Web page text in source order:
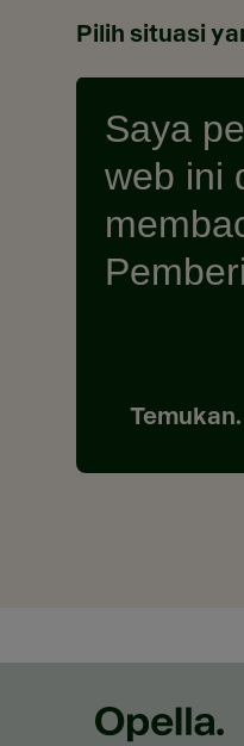
Pilih situasi
Saya
web ini
Temukan.